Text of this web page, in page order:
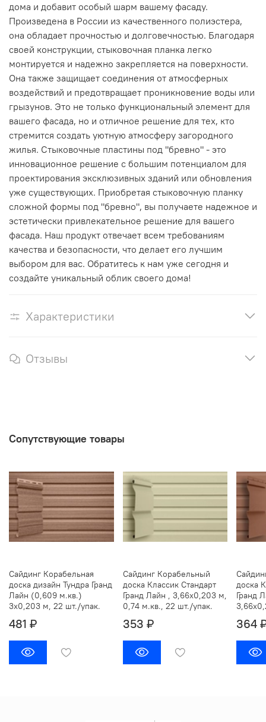
дома и добавит особый шарм вашему фасаду.
Произведена в России из качественного полиэстера,
она обладает прочностью и долговечностью. Благодаря
своей конструкции, стыковочная планка легко
монтируется и надежно закрепляется на поверхности.
Она также защищает соединения от атмосферных
воздействий и предотвращает проникновение воды или
грызунов. Это не только функциональный элемент для
вашего фасада, но и отличное решение для тех, кто
стремится создать уютную атмосферу загородного
жилья. Стыковочные пластины под "бревно" - это
инновационное решение с большим потенциалом для
проектирования эксклюзивных зданий или обновления
уже существующих. Приобретая стыковочную планку
сложной формы под "бревно", вы получаете надежное и
эстетически привлекательное решение для вашего
фасада. Наш продукт отвечает всем требованиям
качества и безопасности, что делает его лучшим
выбором для вас. Обратитесь к нам уже сегодня и
создайте уникальный облик своего дома!
Характеристики
Отзывы
Сопутствующие товары
Сайдинг Корабельная
доска дизайн Тундра Гранд
Лайн (0,609 м.кв.)
3х0,203 м, 22 шт./упак.
481 ₽
Сайдинг Корабельный
доска Классик Стандарт
Гранд Лайн , 3,66х0,203 м,
0,74 м.кв., 22 шт./упак.
353 ₽
доска
Гранд
364